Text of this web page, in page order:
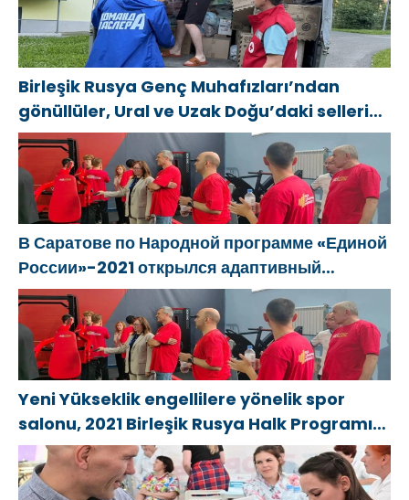
Birleşik Rusya Genç Muhafızları’ndan
gönüllüler, Ural ve Uzak Doğu’daki sellerin
sonuçlarını ortadan kaldırmaya yardımcı
oluyor
В Саратове по Народной программе «Единой
России»-2021 открылся адаптивный
спортзал «Новая высота»
Yeni Yükseklik engellilere yönelik spor
salonu, 2021 Birleşik Rusya Halk Programı
kapsamında Saratov’da açıldı